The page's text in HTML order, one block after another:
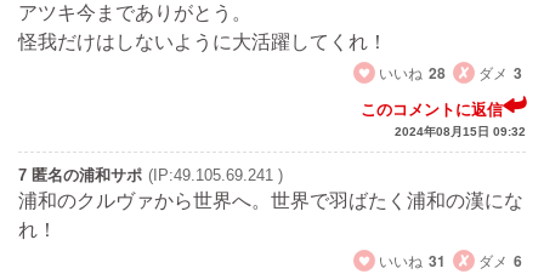
アツキ今までありがとう。
怪我だけはしないように大活躍してくれ！
いいね 28 ダメ 3
このコメントに返信
2024年08月15日 09:32
7 匿名の浦和サポ (IP:49.105.69.241 )
浦和のクルヴァから世界へ。世界で羽ばたく浦和の漢にな
れ！
いいね 31 ダメ 6